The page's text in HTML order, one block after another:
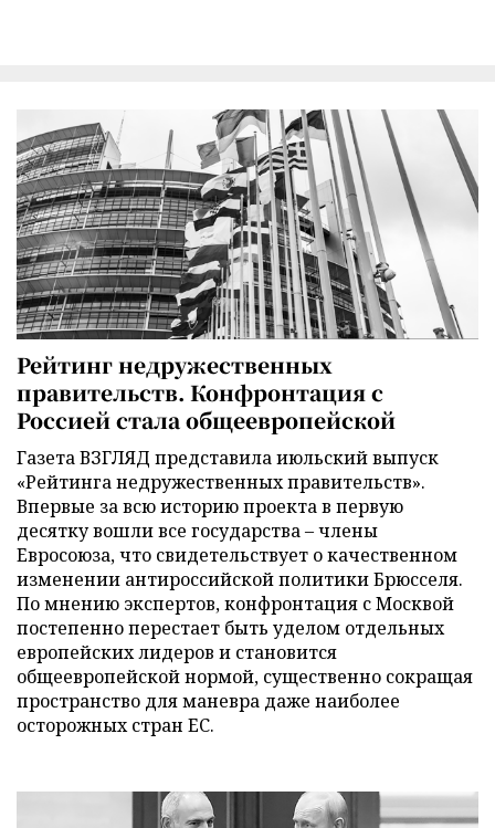
Рейтинг недружественных
правительств. Конфронтация с
Россией стала общеевропейской
Газета ВЗГЛЯД представила июльский выпуск
«Рейтинга недружественных правительств».
Впервые за всю историю проекта в первую
десятку вошли все государства – члены
Евросоюза, что свидетельствует о качественном
изменении антироссийской политики Брюсселя.
По мнению экспертов, конфронтация с Москвой
постепенно перестает быть уделом отдельных
европейских лидеров и становится
общеевропейской нормой, существенно сокращая
пространство для маневра даже наиболее
осторожных стран ЕС.